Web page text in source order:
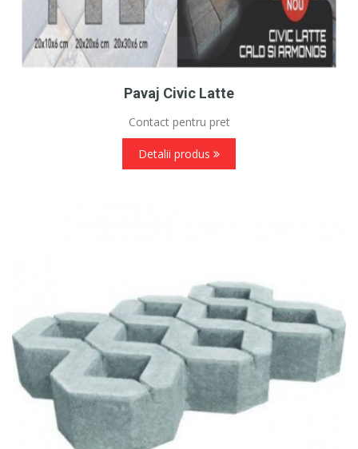
Pavaj Civic Latte
Contact pentru pret
Detalii produs